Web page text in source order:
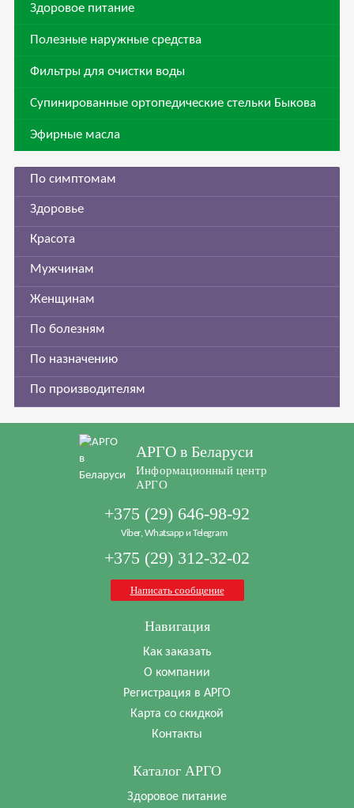
Здоровое питание
Полезные наружные средства
Фильтры для очистки воды
Супинированные ортопедические стельки Быкова
Эфирные масла
По симптомам
Здоровье
Красота
Мужчинам
Женщинам
По болезням
По назначению
По производителям
АРГО в Беларуси
Информационный центр
АРГО
+375 (29) 646-98-92
Viber, Whatsapp и Telegram
+375 (29) 312-32-02
Написать сообщение
Навигация
Как заказать
О компании
Регистрация в АРГО
Карта со скидкой
Контакты
Каталог АРГО
Здоровое питание